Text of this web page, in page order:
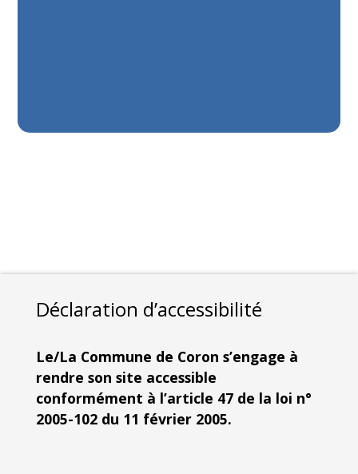
Déclaration d’accessibilité
Le/La Commune de Coron s’engage à
rendre son site accessible
conformément à l’article 47 de la loi n°
2005-102 du 11 février 2005.